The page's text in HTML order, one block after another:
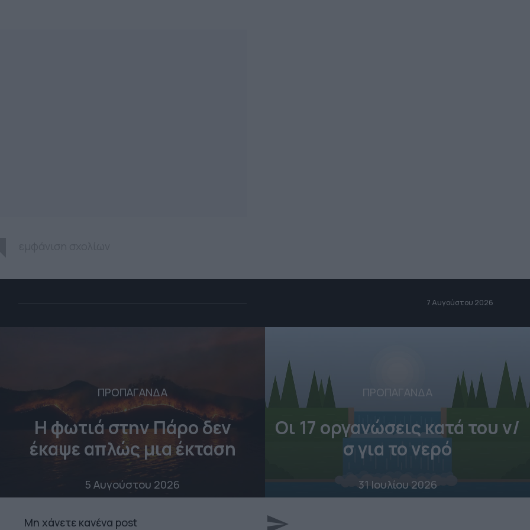
7 Αυγούστου 2026
ΠΡΟΠΑΓΑΝΔΑ
Η φωτιά στην Πάρο δεν
έκαψε απλώς μια έκταση
5 Αυγούστου 2026
ΠΡΟΠΑΓΑΝΔΑ
Οι 17 οργανώσεις κατά του ν/
σ για το νερό
31 Ιουλίου 2026
Mη χάνετε κανένα post